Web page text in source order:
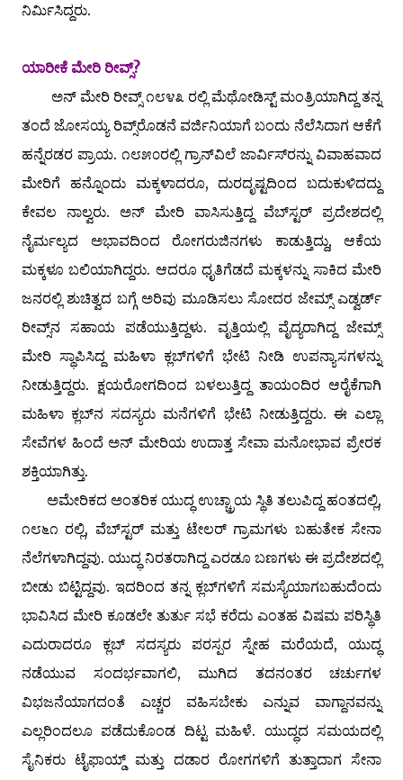
ನಿರ್ಮಿಸಿದ್ದರು.
ಯಾರೀಕೆ ಮೇರಿ ರೀವ್ಸ್?
ಅನ್ ಮೇರಿ ರೀವ್ಸ್ ೧೮೪೩ ರಲ್ಲಿ ಮೆಥೋಡಿಸ್ಟ್ ಮಂತ್ರಿಯಾಗಿದ್ದ ತನ್ನ
ತಂದೆ ಜೋಸಯ್ಯ ರಿವ್ಸ್‌ರೊಡನೆ ವರ್ಜಿನಿಯಾಗೆ ಬಂದು ನೆಲೆಸಿದಾಗ ಆಕೆಗೆ
ಹನ್ನೆರಡರ ಪ್ರಾಯ. ೧೮೫೦ರಲ್ಲಿ ಗ್ರಾನ್‌ವಿಲೆ ಜಾರ್ವಿಸ್‌ರನ್ನು ವಿವಾಹವಾದ
ಮೇರಿಗೆ ಹನ್ನೊಂದು ಮಕ್ಕಳಾದರೂ, ದುರದೃಷ್ಟದಿಂದ ಬದುಕುಳಿದದ್ದು
ಕೇವಲ ನಾಲ್ವರು. ಅನ್ ಮೇರಿ ವಾಸಿಸುತ್ತಿದ್ದ ವೆಬ್‌ಸ್ಟರ್ ಪ್ರದೇಶದಲ್ಲಿ
ನೈರ್ಮಲ್ಯದ ಅಭಾವದಿಂದ ರೋಗರುಜಿನಗಳು ಕಾಡುತ್ತಿದ್ದು, ಆಕೆಯ
ಮಕ್ಕಳೂ ಬಲಿಯಾಗಿದ್ದರು. ಆದರೂ ಧೃತಿಗೆಡದೆ ಮಕ್ಕಳನ್ನು ಸಾಕಿದ ಮೇರಿ
ಜನರಲ್ಲಿ ಶುಚಿತ್ವದ ಬಗ್ಗೆ ಅರಿವು ಮೂಡಿಸಲು ಸೋದರ ಜೇಮ್ಸ್ ಎಡ್ವರ್ಡ್
ರೀವ್ಸ್‌ನ ಸಹಾಯ ಪಡೆಯುತ್ತಿದ್ದಳು. ವೃತ್ತಿಯಲ್ಲಿ ವೈದ್ಯರಾಗಿದ್ದ ಜೇಮ್ಸ್
ಮೇರಿ ಸ್ಥಾಪಿಸಿದ್ದ ಮಹಿಳಾ ಕ್ಲಬ್‌ಗಳಿಗೆ ಭೇಟಿ ನೀಡಿ ಉಪನ್ಯಾಸಗಳನ್ನು
ನೀಡುತ್ತಿದ್ದರು. ಕ್ಷಯರೋಗದಿಂದ ಬಳಲುತ್ತಿದ್ದ ತಾಯಂದಿರ ಆರೈಕೆಗಾಗಿ
ಮಹಿಳಾ ಕ್ಲಬ್‌ನ ಸದಸ್ಯರು ಮನೆಗಳಿಗೆ ಭೇಟಿ ನೀಡುತ್ತಿದ್ದರು. ಈ ಎಲ್ಲಾ
ಸೇವೆಗಳ ಹಿಂದೆ ಅನ್ ಮೇರಿಯ ಉದಾತ್ತ ಸೇವಾ ಮನೋಭಾವ ಪ್ರೇರಕ
ಶಕ್ತಿಯಾಗಿತ್ತು.
ಅಮೇರಿಕದ ಅಂತರಿಕ ಯುದ್ಧ ಉಚ್ಚ್ರಾಯ ಸ್ಥಿತಿ ತಲುಪಿದ್ದ ಹಂತದಲ್ಲಿ,
೧೮೬೧ ರಲ್ಲಿ, ವೆಬ್‌ಸ್ಟರ್ ಮತ್ತು ಟೇಲರ್ ಗ್ರಾಮಗಳು ಬಹುತೇಕ ಸೇನಾ
ನೆಲೆಗಳಾಗಿದ್ದವು. ಯುದ್ಧ ನಿರತರಾಗಿದ್ದ ಎರಡೂ ಬಣಗಳು ಈ ಪ್ರದೇಶದಲ್ಲಿ
ಬೀಡು ಬಿಟ್ಟಿದ್ದವು. ಇದರಿಂದ ತನ್ನ ಕ್ಲಬ್‌ಗಳಿಗೆ ಸಮಸ್ಯೆಯಾಗಬಹುದೆಂದು
ಭಾವಿಸಿದ ಮೇರಿ ಕೂಡಲೇ ತುರ್ತು ಸಭೆ ಕರೆದು ಎಂತಹ ವಿಷಮ ಪರಿಸ್ಥಿತಿ
ಎದುರಾದರೂ ಕ್ಲಬ್ ಸದಸ್ಯರು ಪರಸ್ಪರ ಸ್ನೇಹ ಮರೆಯದೆ, ಯುದ್ಧ
ನಡೆಯುವ ಸಂದರ್ಭವಾಗಲಿ, ಮುಗಿದ ತದನಂತರ ಚರ್ಚುಗಳ
ವಿಭಜನೆಯಾಗದಂತೆ ಎಚ್ಚರ ವಹಿಸಬೇಕು ಎನ್ನುವ ವಾಗ್ದಾನವನ್ನು
ಎಲ್ಲರಿಂದಲೂ ಪಡೆದುಕೊಂಡ ದಿಟ್ಟ ಮಹಿಳೆ. ಯುದ್ಧದ ಸಮಯದಲ್ಲಿ
ಸೈನಿಕರು ಟೈಫಾಯ್ಡ್ ಮತ್ತು ದಡಾರ ರೋಗಗಳಿಗೆ ತುತ್ತಾದಾಗ ಸೇನಾ